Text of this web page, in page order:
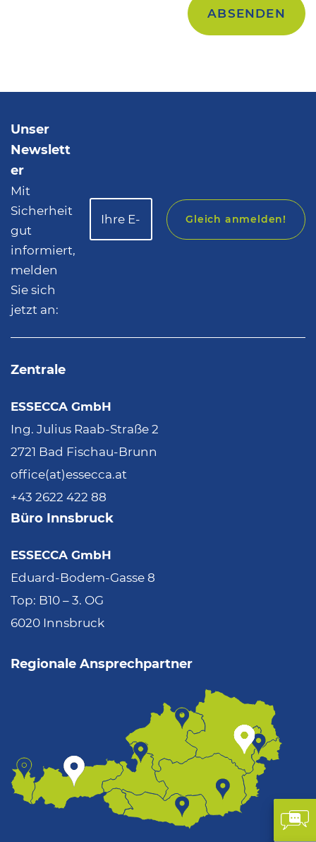
Unser
Newslett
er
Mit
Sicherheit
gut
informiert,
melden
Sie sich
jetzt an:
Gleich anmelden!
Zentrale
ESSECCA GmbH
Ing. Julius Raab-Straße 2
2721 Bad Fischau-Brunn
office(at)essecca.at
+43 2622 422 88
Büro Innsbruck
ESSECCA GmbH
Eduard-Bodem-Gasse 8
Top: B10 – 3. OG
6020 Innsbruck
Regionale Ansprechpartner